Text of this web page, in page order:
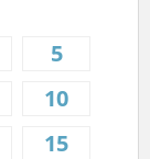
5
10
15